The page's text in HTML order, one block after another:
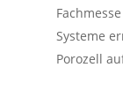
Systeme
Porozell